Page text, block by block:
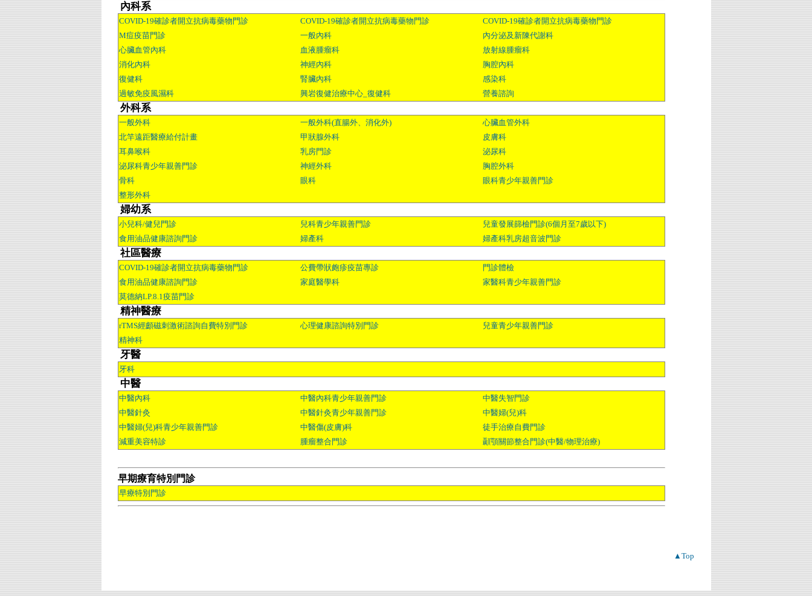
內科系
COVID-19確診者開立抗病毒藥物門診 COVID-19確診者開立抗病毒藥物門診
COVID-19確診者開立抗病毒藥物門診
M痘疫苗門診
一般內科
內分泌及新陳代謝科
心臟血管內科
血液腫瘤科
放射線腫瘤科
消化內科
神經內科
胸腔內科
復健科
腎臟內科
感染科
過敏免疫風濕科
興岩復健治療中心_復健科 營養諮詢
外科系
一般外科 一般外科(直腸外、消化外)
心臟血管外科
北竿遠距醫療給付計畫
甲狀腺外科
皮膚科
耳鼻喉科
乳房門診
泌尿科
泌尿科青少年親善門診
神經外科
胸腔外科
骨科
眼科
眼科青少年親善門診
整形外科
婦幼系
小兒科/健兒門診 兒科青少年親善門診
兒童發展篩檢門診(6個月至7歲以下)
食用油品健康諮詢門診
婦產科 婦產科乳房超音波門診
社區醫療
COVID-19確診者開立抗病毒藥物門診 公費帶狀皰疹疫苗專診
門診體檢
食用油品健康諮詢門診
家庭醫學科
家醫科青少年親善門診
莫德納LP.8.1疫苗門診
精神醫療
rTMS經顱磁刺激術諮詢自費特別門診 心理健康諮詢特別門診
兒童青少年親善門診
精神科
牙醫
牙科
中醫
中醫內科 中醫內科青少年親善門診
中醫失智門診
中醫針灸
中醫針灸青少年親善門診
中醫婦(兒)科
中醫婦(兒)科青少年親善門診
中醫傷(皮膚)科
徒手治療自費門診
減重美容特診
腫瘤整合門診 顳顎關節整合門診(中醫/物理治療)
早期療育特別門診
早療特別門診
▲Top